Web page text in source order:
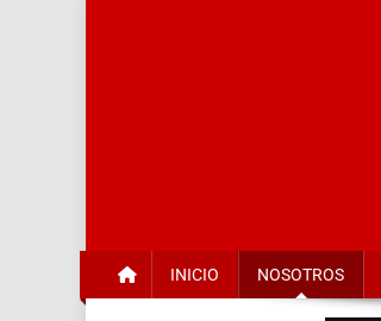
INICIO NOSOTROS